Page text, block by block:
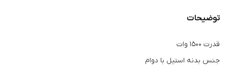
توضیحات
قدرت 1500 وات
جنس بدنه استیل با دوام